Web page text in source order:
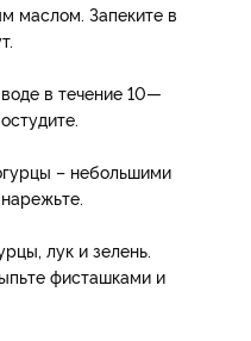
маслом. Запеките в
в течение 10—
– небольшими
лук и зелень.
фисташками и